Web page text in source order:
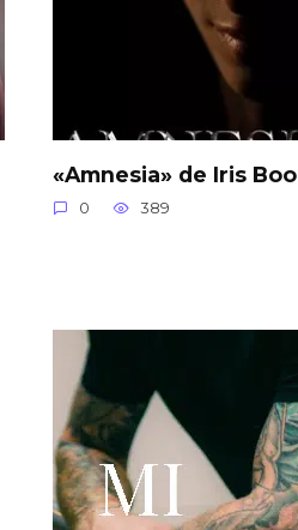
«Amnesia» de Iris Boo
0 389